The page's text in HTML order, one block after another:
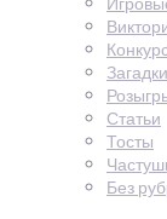
Загадки
Статьи
Тосты
Без